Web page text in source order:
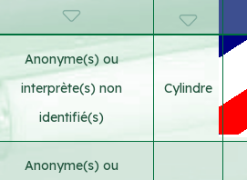
Anonyme(s) ou
interprète(s) non
identifié(s)
Cylindre
Anonyme(s) ou